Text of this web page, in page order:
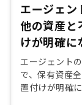
エージェン
他の資産と
けが明確に
エージェント
で、保有資産
置付けが明確